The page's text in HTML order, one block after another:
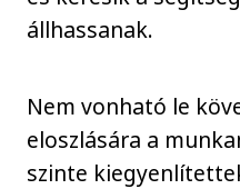
állhassanak.
Nem vonható le
eloszlására a
szinte